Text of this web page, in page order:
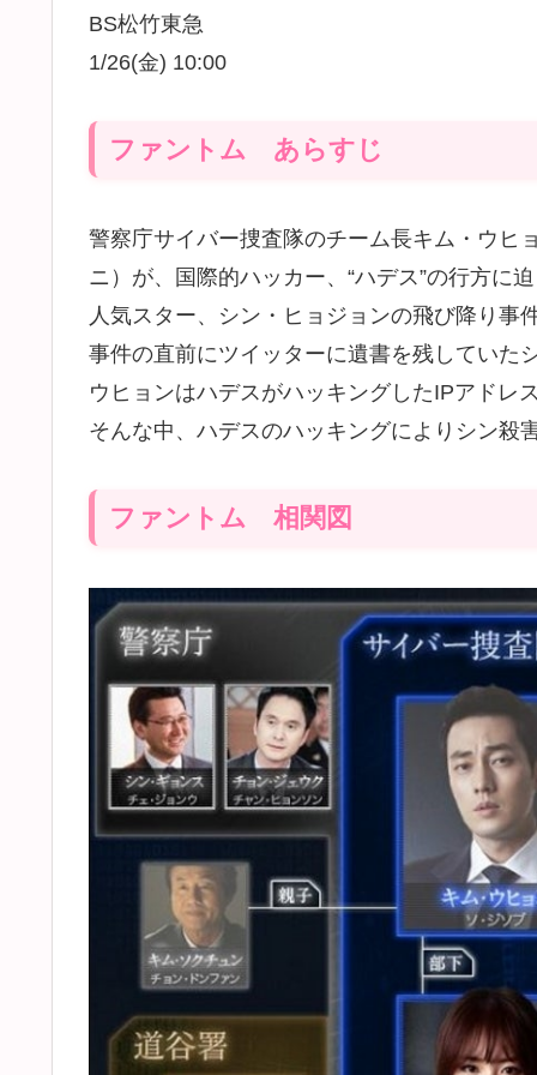
BS松竹東急
1/26(金) 10:00
ファントム あらすじ
警察庁サイバー捜査隊のチーム長キム・ウヒ
ニ）が、国際的ハッカー、“ハデス”の行方に
人気スター、シン・ヒョジョンの飛び降り事
事件の直前にツイッターに遺書を残していた
ウヒョンはハデスがハッキングしたIPアドレ
そんな中、ハデスのハッキングによりシン
ファントム 相関図